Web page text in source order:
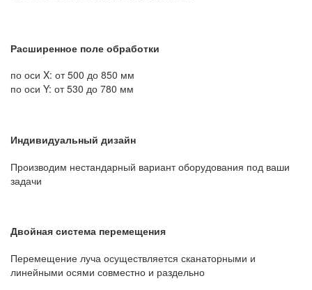
Расширенное поле обработки
по оси X: от 500 до 850 мм
по оси Y: от 530 до 780 мм
Индивидуальный дизайн
Производим нестандарный вариант оборудования под ваши
задачи
Двойная система перемещения
Перемещение луча осуществляется сканаторными и
линейными осями совместно и раздельно